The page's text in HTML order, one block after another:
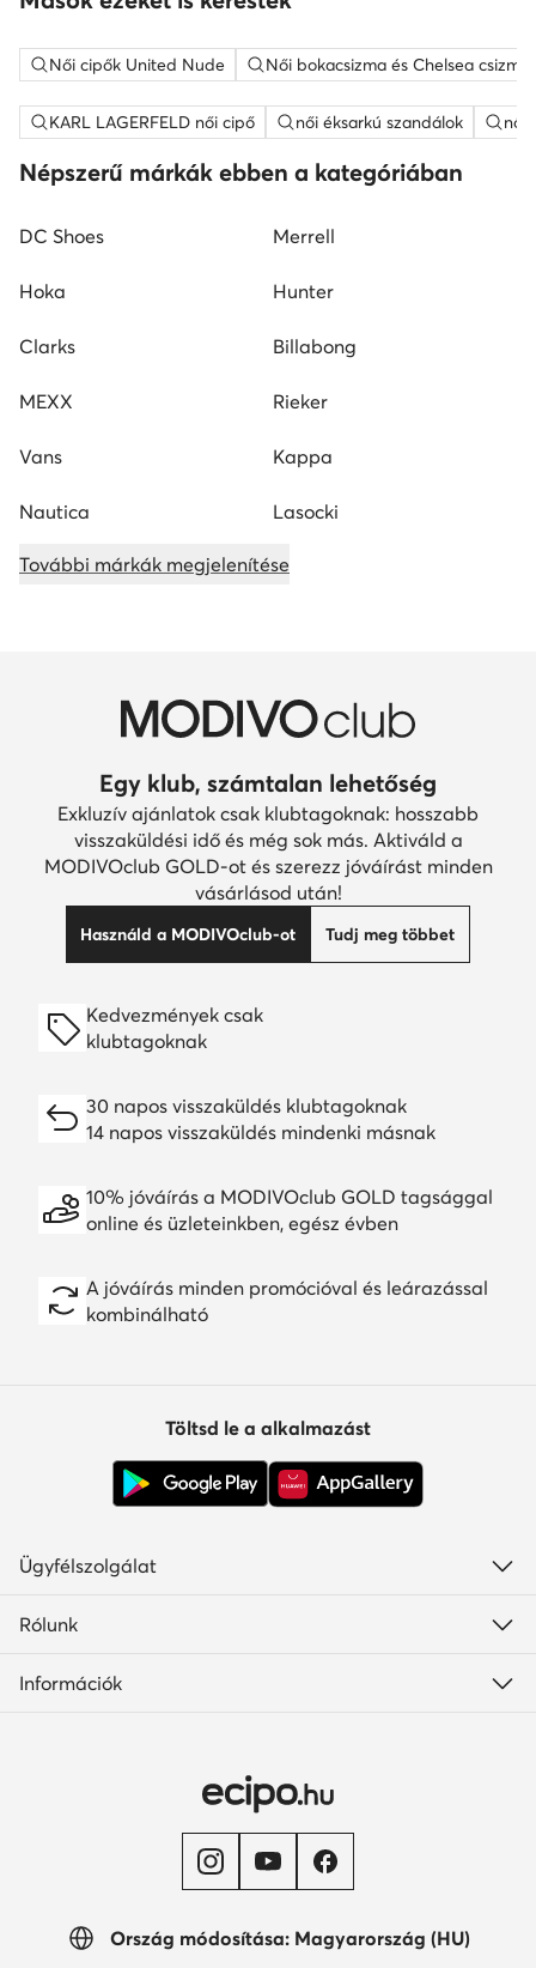
Női cipők United Nude Női bokacsizma és Chelsea
KARL LAGERFELD női cipő női éksarkú szandálok női
Népszerű márkák ebben a kategóriában
DC Shoes Merrell
Hoka Hunter
Clarks Billabong
MEXX Rieker
Vans Kappa
Nautica Lasocki
További márkák megjelenítése
Egy klub, számtalan lehetőség
Exkluzív ajánlatok csak klubtagoknak: hosszabb
visszaküldési idő és még sok más. Aktiváld a
MODIVOclub GOLD-ot és szerezz jóváírást minden
vásárlásod után!
Használd a MODIVOclub-ot Tudj meg többet
Kedvezmények csak
klubtagoknak
30 napos visszaküldés klubtagoknak
14 napos visszaküldés mindenki másnak
10% jóváírás a MODIVOclub GOLD tagsággal
online és üzleteinkben, egész évben
A jóváírás minden promócióval és leárazással
kombinálható
Ország módosítása: Magyarország (HU)
Töltsd le a alkalmazást
Ügyfélszolgálat
Rólunk
Információk